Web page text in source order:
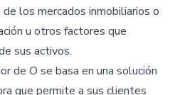
los mercados inmobiliarios o
u otros factores que
sus activos.
de O se basa en una solución
que permite a sus clientes